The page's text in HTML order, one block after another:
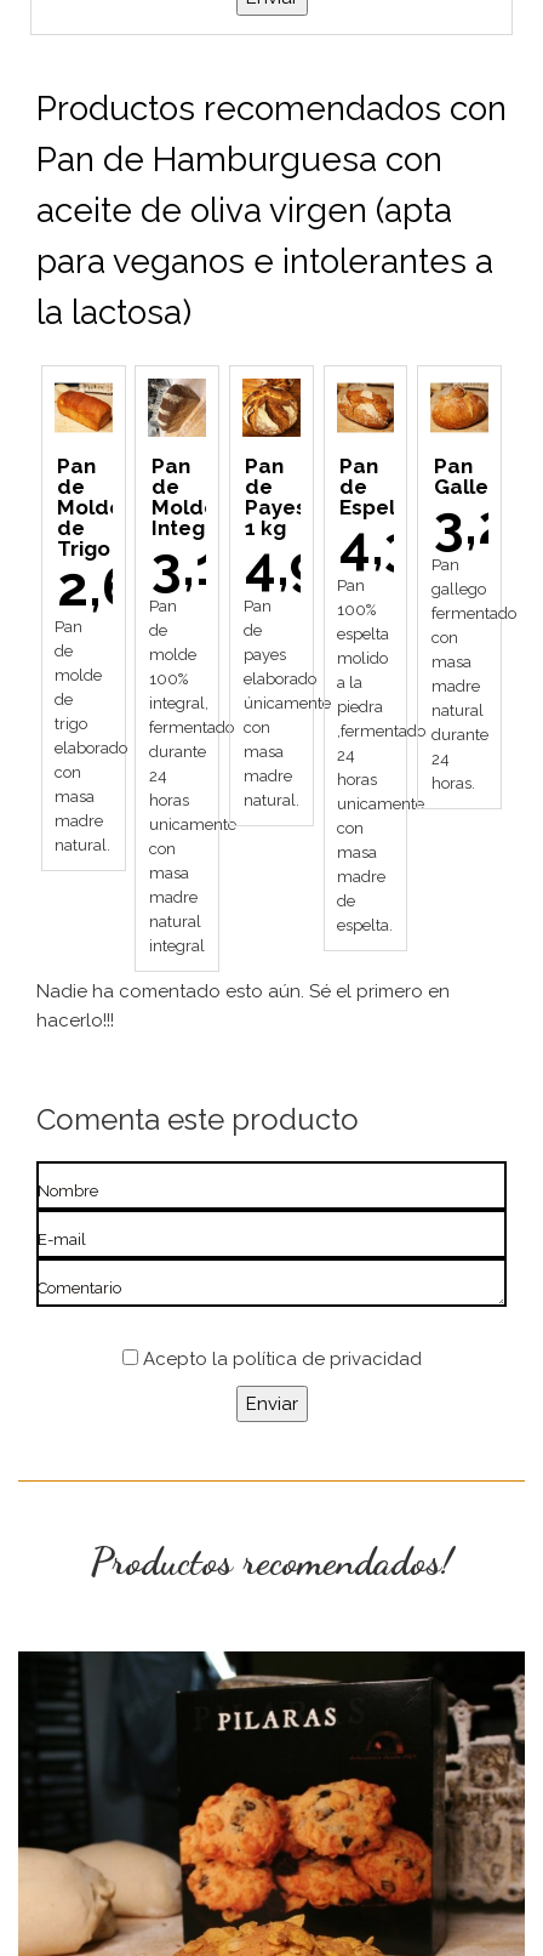
Productos recomendados con
Pan de Hamburguesa con
aceite de oliva virgen (apta
para veganos e intolerantes a
la lactosa)
Pan
de
Molde
de
Trigo
2,60
Pan
de
molde
de
trigo
elaborado
con
masa
madre
natural.
Pan
de
Molde
Integral
3,10
Pan
de
molde
100%
integral,
fermentado
durante
24
horas
unicamente
con
masa
madre
natural
integral
Pan
de
Payes
1 kg
4,90
Pan
de
payes
elaborado
únicamente
con
masa
madre
natural.
Pan
de
Espelta
4,30
Pan
100%
espelta
molido
a la
piedra
,fermentado
24
horas
unicamente
con
masa
madre
de
espelta.
Pan
Gallego
3,20
Pan
gallego
fermentado
con
masa
madre
natural
durante
24
horas.
Nadie ha comentado esto aún. Sé el primero en
hacerlo!!!
Comenta este producto
Nombre
E-mail
Comentario
Acepto la política de privacidad
Productos recomendados!